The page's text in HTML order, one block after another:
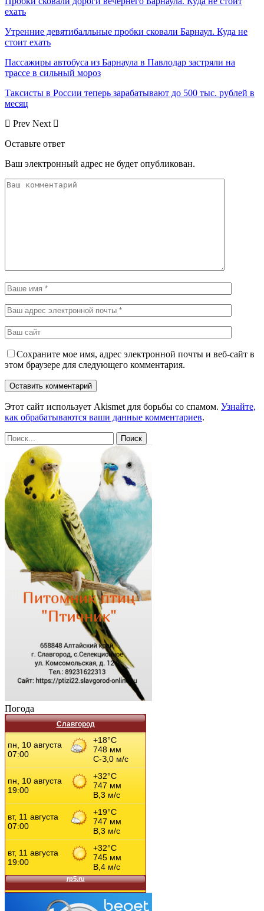
ехать
Утренние девятибалльные пробки сковали Барнаул. Куда не
стоит ехать
Пассажиры автобуса из Барнаула в Павлодар застряли на
трассе в сильный мороз
Таксисты в России теперь зарабатывают до 500 тыс. рублей в
месяц
Prev Next
Оставьте ответ
Ваш электронный адрес не будет опубликован.
Сохраните мое имя, адрес электронной почты и веб-сайт в
этом браузере для следующего комментария.
Этот сайт использует Akismet для борьбы со спамом. Узнайте,
как обрабатываются ваши данные комментариев.
Погода
Славгород